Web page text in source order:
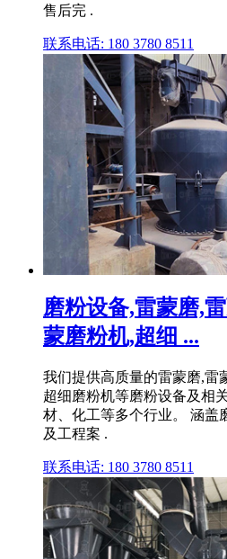
售后完 .
联系电话: 180 3780 8511
磨粉设备,雷蒙磨,
蒙磨粉机,超细 ...
我们提供高质量的雷蒙磨,雷
超细磨粉机等磨粉设备及相
材、化工等多个行业。 涵盖
及工程案 .
联系电话: 180 3780 8511